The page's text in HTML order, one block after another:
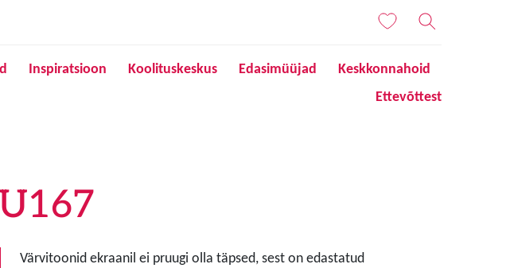
Inspiratsioon Koolituskeskus Edasimüüjad
Keskkonnahoid
Ettevõttest
U167
Värvitoonid ekraanil ei pruugi olla täpsed, sest on edastatud